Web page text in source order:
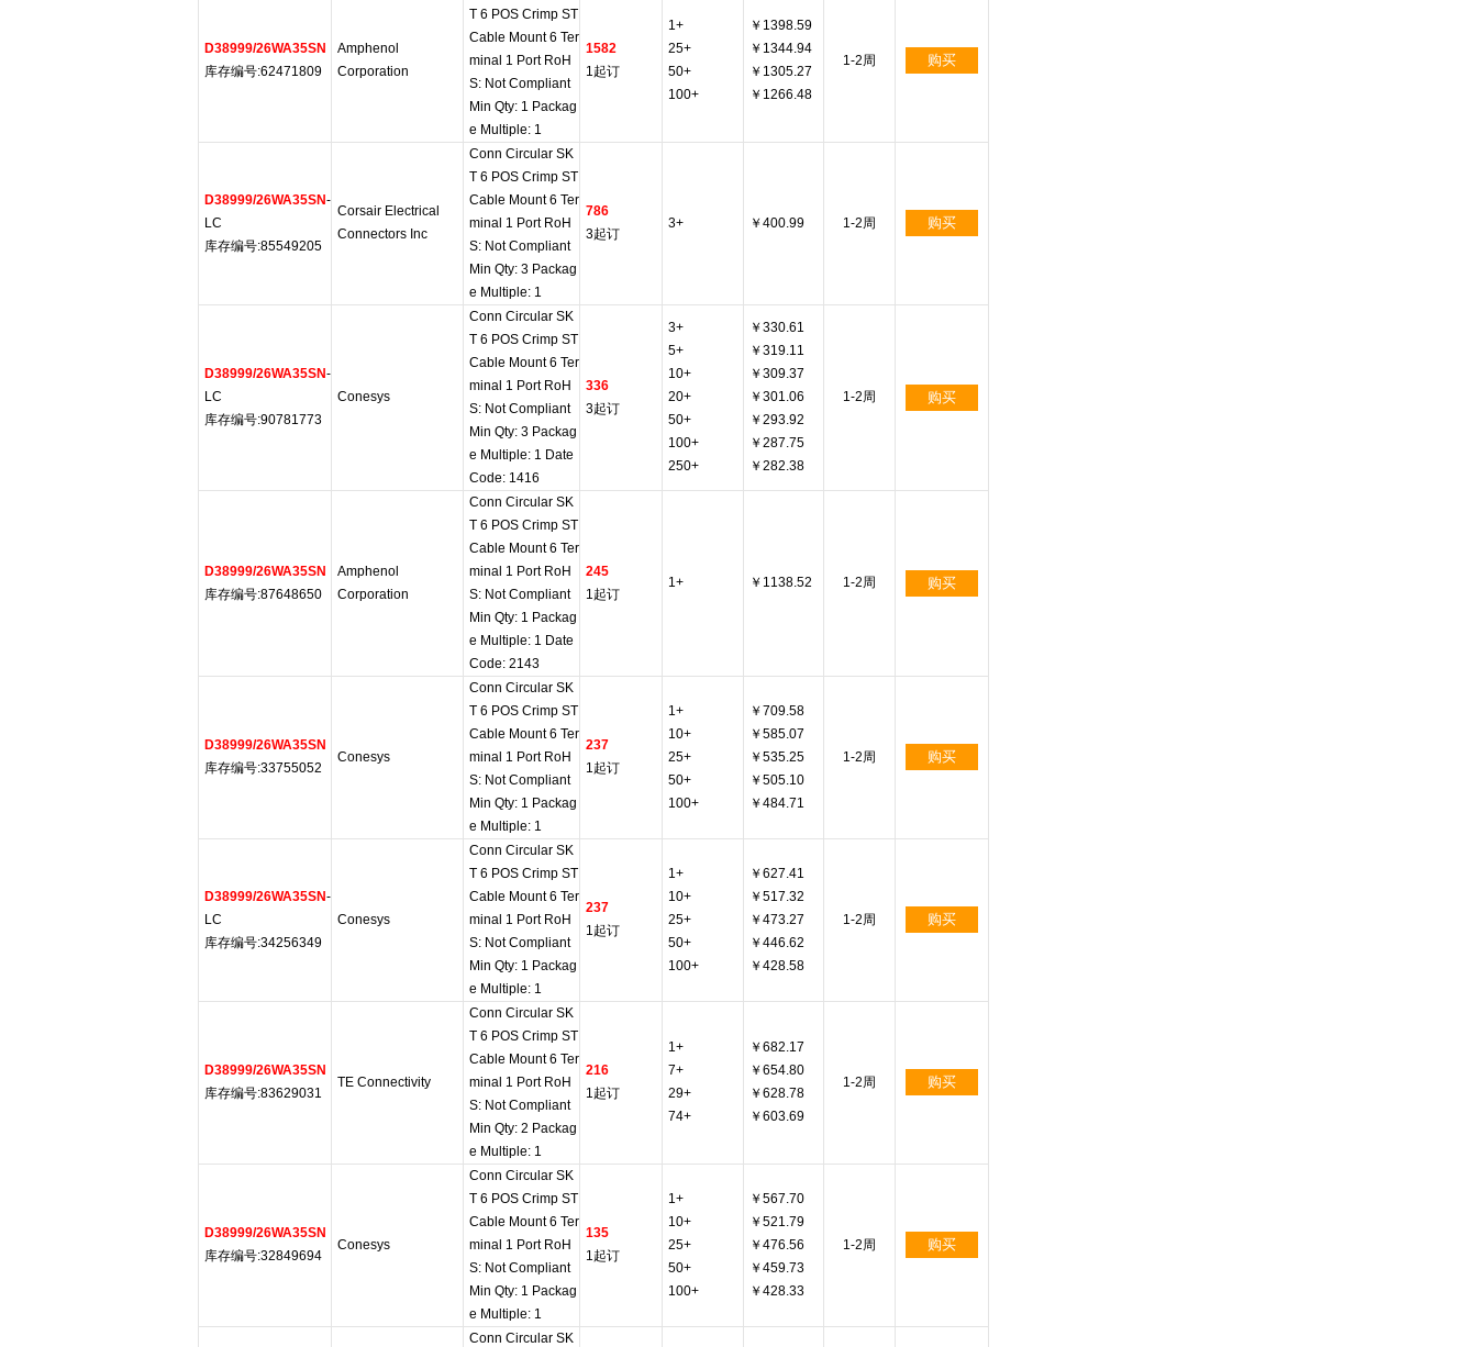
D38999/26WA35SN
库存编号:62471809
Amphenol
Corporation
T 6 POS Crimp ST
Cable Mount 6 Ter
minal 1 Port RoH
S: Not Compliant
Min Qty: 1 Packag
e Multiple: 1
1582
1起订
1+
25+
50+
100+
￥1398.59
￥1344.94
￥1305.27
￥1266.48
1-2周 购买
D38999/26WA35SN-
LC
库存编号:85549205
Corsair Electrical
Connectors Inc
Conn Circular SK
T 6 POS Crimp ST
Cable Mount 6 Ter
minal 1 Port RoH
S: Not Compliant
Min Qty: 3 Packag
e Multiple: 1
786
3起订
3+ ￥400.99 1-2周 购买
D38999/26WA35SN-
LC
库存编号:90781773
Conesys
Conn Circular SK
T 6 POS Crimp ST
Cable Mount 6 Ter
minal 1 Port RoH
S: Not Compliant
Min Qty: 3 Packag
e Multiple: 1 Date
Code: 1416
336
3起订
3+
5+
10+
20+
50+
100+
250+
￥330.61
￥319.11
￥309.37
￥301.06
￥293.92
￥287.75
￥282.38
1-2周 购买
D38999/26WA35SN
库存编号:87648650
Amphenol
Corporation
Conn Circular SK
T 6 POS Crimp ST
Cable Mount 6 Ter
minal 1 Port RoH
S: Not Compliant
Min Qty: 1 Packag
e Multiple: 1 Date
Code: 2143
245
1起订
1+ ￥1138.52 1-2周 购买
D38999/26WA35SN
库存编号:33755052
Conesys
Conn Circular SK
T 6 POS Crimp ST
Cable Mount 6 Ter
minal 1 Port RoH
S: Not Compliant
Min Qty: 1 Packag
e Multiple: 1
237
1起订
1+
10+
25+
50+
100+
￥709.58
￥585.07
￥535.25
￥505.10
￥484.71
1-2周 购买
D38999/26WA35SN-
LC
库存编号:34256349
Conesys
Conn Circular SK
T 6 POS Crimp ST
Cable Mount 6 Ter
minal 1 Port RoH
S: Not Compliant
Min Qty: 1 Packag
e Multiple: 1
237
1起订
1+
10+
25+
50+
100+
￥627.41
￥517.32
￥473.27
￥446.62
￥428.58
1-2周 购买
D38999/26WA35SN
库存编号:83629031
TE Connectivity
Conn Circular SK
T 6 POS Crimp ST
Cable Mount 6 Ter
minal 1 Port RoH
S: Not Compliant
Min Qty: 2 Packag
e Multiple: 1
216
1起订
1+
7+
29+
74+
￥682.17
￥654.80
￥628.78
￥603.69
1-2周 购买
D38999/26WA35SN
库存编号:32849694
Conesys
Conn Circular SK
T 6 POS Crimp ST
Cable Mount 6 Ter
minal 1 Port RoH
S: Not Compliant
Min Qty: 1 Packag
e Multiple: 1
135
1起订
1+
10+
25+
50+
100+
￥567.70
￥521.79
￥476.56
￥459.73
￥428.33
1-2周 购买
Conn Circular SK